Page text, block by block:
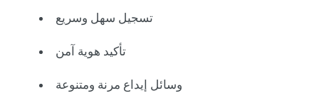
تسجيل سهل وسريع
تأكيد هوية آمن
وسائل إيداع مرنة ومتنوعة